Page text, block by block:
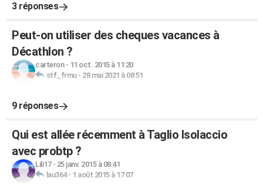
3 réponses
Peut-on utiliser des cheques vacances à
Décathlon ?
carteron- 11 oct. 2015 à 11:20
stf_frmu- 28 mai 2021 à 08:51
9 réponses
Qui est allée récemment à Taglio Isolaccio
avec probtp ?
Lili17- 25 janv. 2015 à 08:41
lau364- 1 août 2015 à 17:07